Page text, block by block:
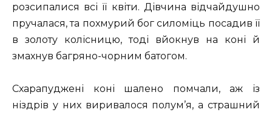
розсипалися всі її квіти. Дівчина відчайдушно
пручалася, та похмурий бог силоміць посадив її
в золоту колісницю, тоді вйокнув на коні й
змахнув багряно-чорним батогом.
Схарапуджені коні шалено помчали, аж із
ніздрів у них виривалося полум’я, а страшний